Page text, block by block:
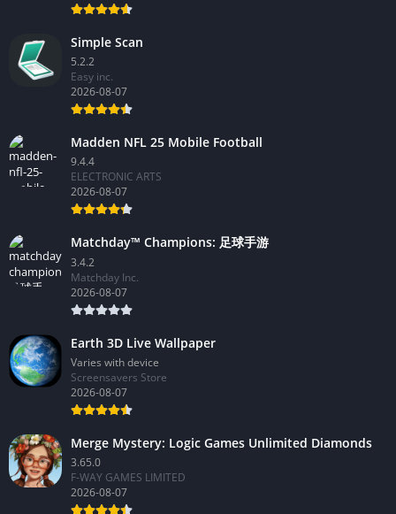
Simple Scan
5.2.2
Easy inc.
2026-08-07
Madden NFL 25 Mobile Football
9.4.4
ELECTRONIC ARTS
2026-08-07
Matchday™ Champions: 足球手游
3.4.2
Matchday Inc.
2026-08-07
Earth 3D Live Wallpaper
Varies with device
Screensavers Store
2026-08-07
Merge Mystery: Logic Games Unlimited Diamonds
3.65.0
F-WAY GAMES LIMITED
2026-08-07